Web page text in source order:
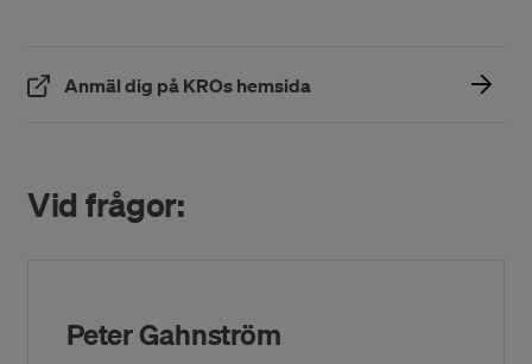
Anmäl dig på KROs hemsida(Öppnas i ett nytt fönster)
Vid frågor:
Peter Gahnström